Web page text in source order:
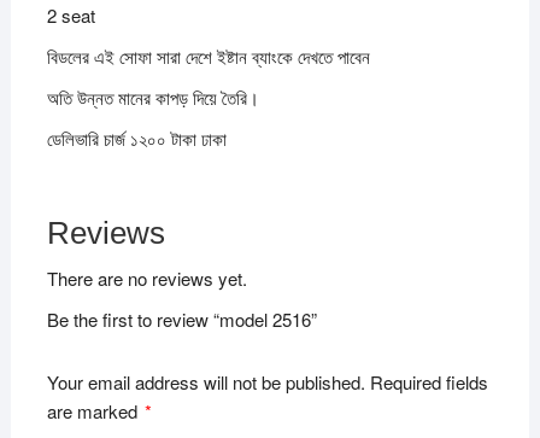
2 seat
বিডলের এই সোফা সারা দেশে ইষ্টান ব্যাংকে দেখতে পাবেন
অতি উন্নত মানের কাপড় দিয়ে তৈরি।
ডেলিভারি চার্জ ১২০০ টাকা ঢাকা
Reviews
There are no reviews yet.
Be the first to review “model 2516”
Your email address will not be published. Required fields
are marked *